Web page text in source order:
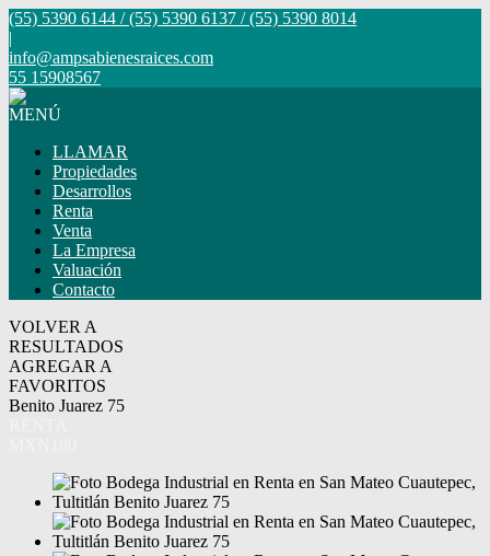
(55) 5390 6144 / (55) 5390 6137 / (55) 5390 8014
|
info@ampsabienesraices.com
55 15908567
MENÚ
LLAMAR
Propiedades
Desarrollos
Renta
Venta
La Empresa
Valuación
Contacto
VOLVER A
RESULTADOS
AGREGAR A
FAVORITOS
Benito Juarez 75